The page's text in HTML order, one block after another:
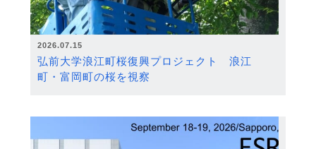
2026.07.15
弘前大学浪江町桜復興プロジェクト 浪江
町・富岡町の桜を視察